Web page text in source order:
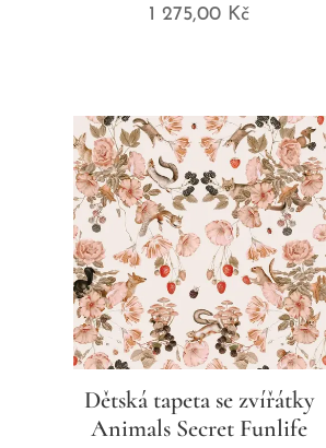
1 275,00 Kč
Dětská tapeta se zvířátky
Animals Secret Funlife